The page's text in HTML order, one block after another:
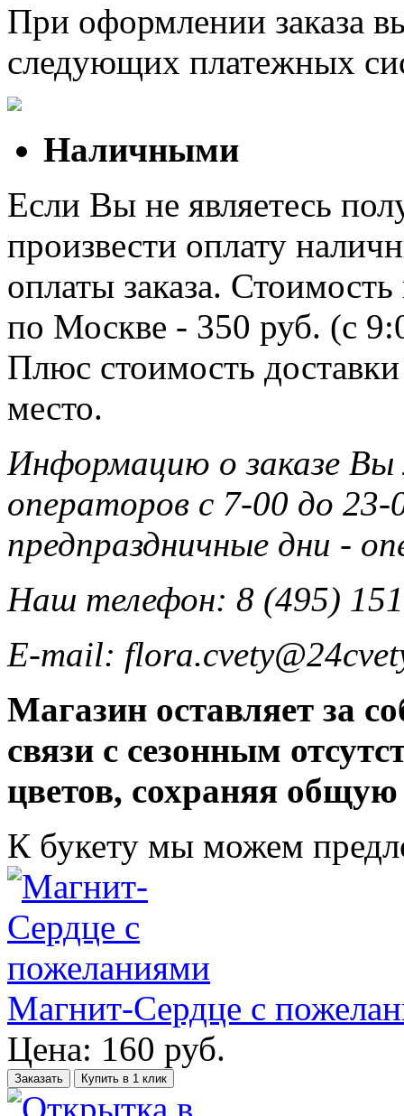
При оформлении заказа
следующих платежных
Наличными
Если Вы не являетесь
произвести оплату
оплаты заказа.
по Москве - 350 руб. (с
Плюс стоимость
место.
Информацию о заказе
операторов с 7-00 до 23-
предпраздничные дни -
Наш телефон: 8 (495)
E-mail:
Магазин оставляет за
связи с сезонным
цветов, сохраняя
К букету мы можем
Магнит-Сердце с
Цена: 160 руб.
Заказать Купить в 1 клик